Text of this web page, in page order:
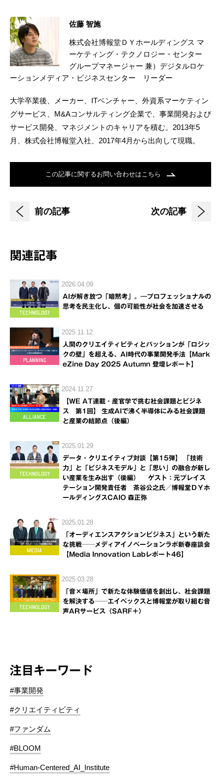
佐藤 智施
株式会社博報堂ＤＹホールディングス マ
ーケティング・テクノロジー・センター
グループマネージャー 兼）デジタルロケ
ーションメディア・ビジネスセンター リーダー
大学卒業後、メーカー、ITベンチャー、外資系マーケティン
グサービス、M&Aコンサルティング企業で、事業開発および
サービス開発、マネジメントのキャリアを積む。2013年5
月、株式会社博報堂入社、2017年4月から出向して現職。
この記事に関するお問い合わせはこちら
前の記事 次の記事
関連記事
2026.04.09
AIが解き放つ「暗黙考」。―プロフェッショナルの
思考を民主化し、個の可能性が社会を加速させる
2025.11.12
人間のクリエイティビティとパッションが「ロジッ
クの壁」を超える、AI時代の事業開発手法【Mark
eZine Day 2025 Autumn 登壇レポート】
2024.11.27
【WE AT連載・産官学で挑む社会課題とビジネ
ス 第1回】 生成AIで沸く半導体にみる社会課題
と産業の結節点（後編）
2025.01.29
データ・クリエイティブ対談【第15弾】 「技術
力」と「ビジネスモデル」と「思い」の融合が新し
い産業を生み出す（後編） ゲスト：元プレイス
テーション開発責任者 茶谷公之氏／博報堂ＤＹホ
ールディングスCAIO 森正弥
2025.01.28
「オーディエンスアクションビジネス」という新た
な挑戦──メディアイノベーションラボ新春座談会
【Media Innovation Labレポート46】
2025.03.28
「音×場所」で新たな体験価値を創出し、社会課題
を解決する──エイベックスと博報堂が取り組む音
声ARサービス〈SARF＋〉
注目キーワード
#事業開発
#クリエイティビティ
#ファンダム
#BLOOM
#Human-Centered_AI_Institute